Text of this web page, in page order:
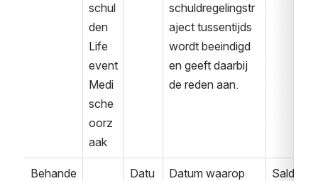
schul
den
Life
event
Medi
sche
oorz
aak
schuldregelingstr
aject tussentijds
wordt beeindigd
en geeft daarbij
de reden aan.
Behande
Datu
Datum waarop
Saldover